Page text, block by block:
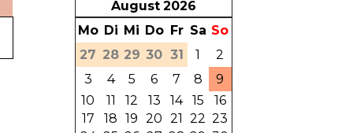
August 2026
Mo Di Mi Do Fr Sa So
27 28 29 30 31 1
2
3
4 5 6 7 8
9
10
11 12 13 14 15
16
17
18 19 20 21 22 23